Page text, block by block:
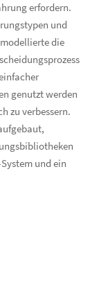
erfordern.
und
die
genutzt werden
zu verbessern.
und ein